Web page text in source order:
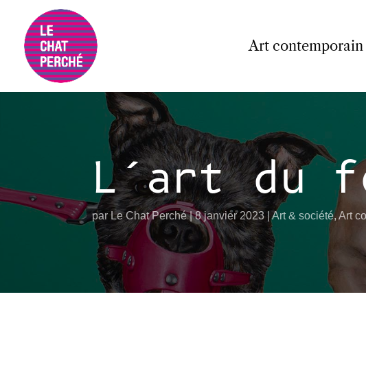
Art contemporain
L’art du
par Le Chat Perché 8 janvier 2023 Art & société,Art